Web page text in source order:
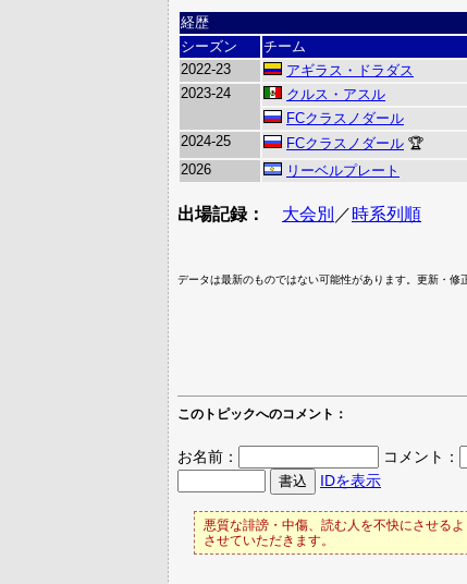
経歴
シーズン
チーム
2022-23
アギラス・ドラダス
2023-24
クルス・アスル
FCクラスノダール
2024-25
FCクラスノダール 🏆
2026
リーベルプレート
出場記録： 大会別 ／時系列順
データは最新のものではない可能性があります。更新・修
このトピックへのコメント：
お名前： コメント：
IDを表示
悪質な誹謗・中傷、読む人を不快にさせる
させていただきます。